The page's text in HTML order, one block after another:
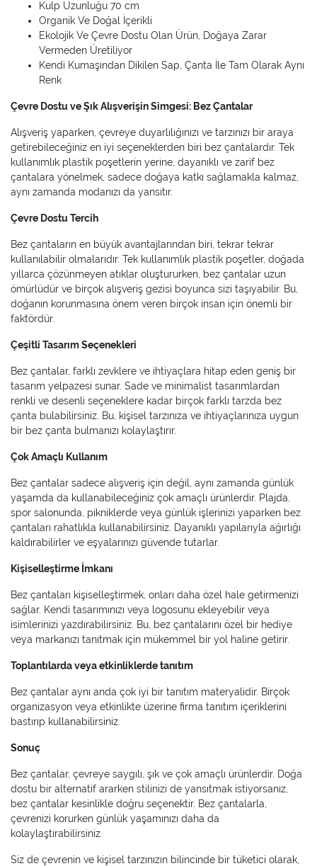
Kulp Uzunluğu 70 cm
Organik Ve Doğal İçerikli
Ekolojik Ve Çevre Dostu Olan Ürün, Doğaya Zarar
Vermeden Üretiliyor
Kendi Kumaşından Dikilen Sap, Çanta İle Tam Olarak Aynı
Renk
Çevre Dostu ve Şık Alışverişin Simgesi: Bez Çantalar
Alışveriş yaparken, çevreye duyarlılığınızı ve tarzınızı bir araya
getirebileceğiniz en iyi seçeneklerden biri bez çantalardır. Tek
kullanımlık plastik poşetlerin yerine, dayanıklı ve zarif bez
çantalara yönelmek, sadece doğaya katkı sağlamakla kalmaz,
aynı zamanda modanızı da yansıtır.
Çevre Dostu Tercih
Bez çantaların en büyük avantajlarından biri, tekrar tekrar
kullanılabilir olmalarıdır. Tek kullanımlık plastik poşetler, doğada
yıllarca çözünmeyen atıklar oluştururken, bez çantalar uzun
ömürlüdür ve birçok alışveriş gezisi boyunca sizi taşıyabilir. Bu,
doğanın korunmasına önem veren birçok insan için önemli bir
faktördür.
Çeşitli Tasarım Seçenekleri
Bez çantalar, farklı zevklere ve ihtiyaçlara hitap eden geniş bir
tasarım yelpazesi sunar. Sade ve minimalist tasarımlardan
renkli ve desenli seçeneklere kadar birçok farklı tarzda bez
çanta bulabilirsiniz. Bu, kişisel tarzınıza ve ihtiyaçlarınıza uygun
bir bez çanta bulmanızı kolaylaştırır.
Çok Amaçlı Kullanım
Bez çantalar sadece alışveriş için değil, aynı zamanda günlük
yaşamda da kullanabileceğiniz çok amaçlı ürünlerdir. Plajda,
spor salonunda, pikniklerde veya günlük işlerinizi yaparken bez
çantaları rahatlıkla kullanabilirsiniz. Dayanıklı yapılarıyla ağırlığı
kaldırabilirler ve eşyalarınızı güvende tutarlar.
Kişiselleştirme İmkanı
Bez çantaları kişiselleştirmek, onları daha özel hale getirmenizi
sağlar. Kendi tasarımınızı veya logosunu ekleyebilir veya
isimlerinizi yazdırabilirsiniz. Bu, bez çantalarını özel bir hediye
veya markanızı tanıtmak için mükemmel bir yol haline getirir.
Toplantılarda veya etkinliklerde tanıtım
Bez çantalar aynı anda çok iyi bir tanıtım materyalidir. Birçok
organizasyon veya etkinlikte üzerine firma tanıtım içeriklerini
bastırıp kullanabilirsiniz.
Sonuç
Bez çantalar, çevreye saygılı, şık ve çok amaçlı ürünlerdir. Doğa
dostu bir alternatif ararken stilinizi de yansıtmak istiyorsanız,
bez çantalar kesinlikle doğru seçenektir. Bez çantalarla,
çevrenizi korurken günlük yaşamınızı daha da
kolaylaştırabilirsiniz.
Siz de çevrenin ve kişisel tarzınızın bilincinde bir tüketici olarak,